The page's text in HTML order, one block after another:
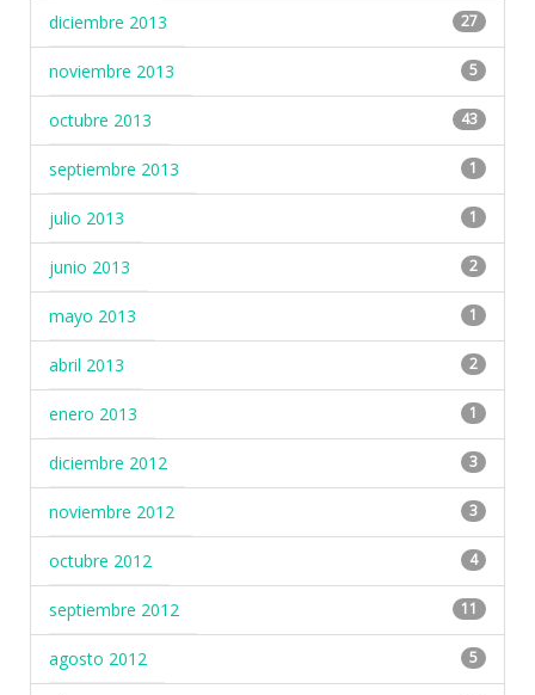
diciembre 2013 27
noviembre 2013 5
octubre 2013 43
septiembre 2013 1
julio 2013 1
junio 2013 2
mayo 2013 1
abril 2013 2
enero 2013 1
diciembre 2012 3
noviembre 2012 3
octubre 2012 4
septiembre 2012 11
agosto 2012 5